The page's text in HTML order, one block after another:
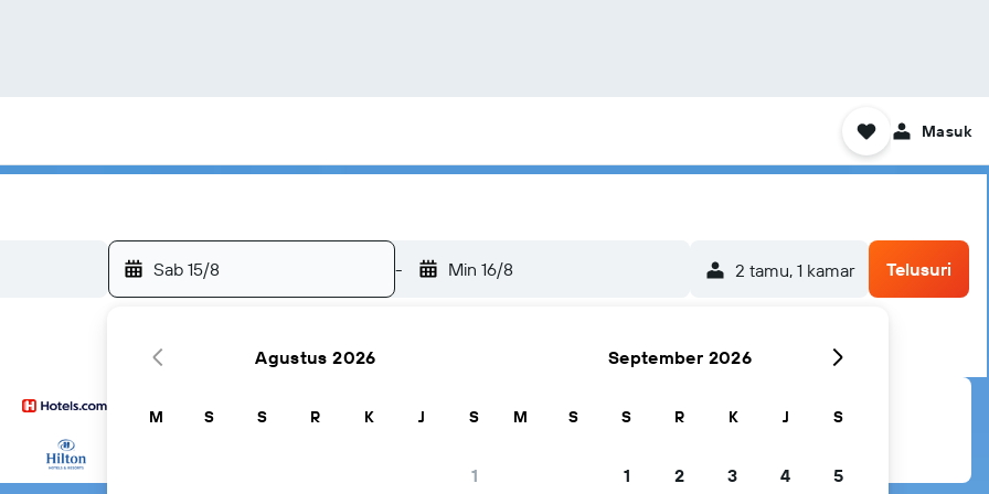
Masuk
Sab 15/8 - Min 16/8 2 tamu, 1 kamar Telusuri
Agustus 2026
M S S R K J S
1
September 2026
M S S R K J S
1 2 3 4 5